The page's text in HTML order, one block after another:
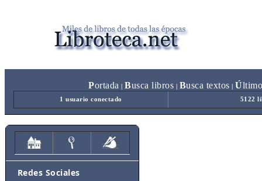
Portada Busca libros Busca textos Ú
1 usuario conectado 5122
Redes Sociales